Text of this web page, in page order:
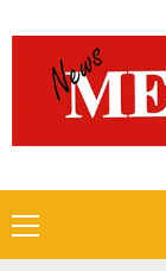
to
content
Primary
Menu